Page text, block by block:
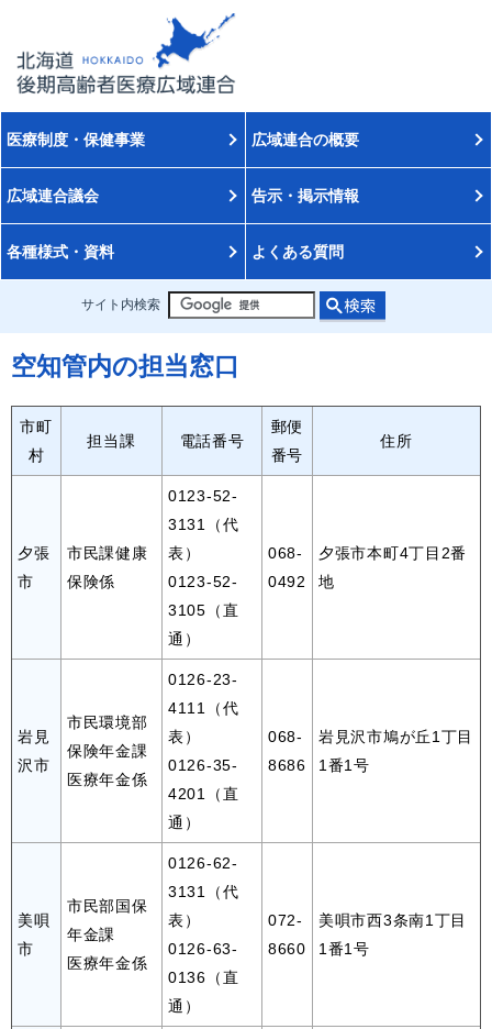
医療制度・保健事業 広域連合の概要
広域連合議会 告示・掲示情報
各種様式・資料 よくある質問
サイト内検索
空知管内の担当窓口
市町
村
担当課 電話番号
郵便
番号
住所
夕張
市
市民課健康
保険係
0123-52-
3131（代
表）
0123-52-
3105（直
通）
068-
0492
夕張市本町4丁目2番
地
岩見
沢市
市民環境部
保険年金課
医療年金係
0126-23-
4111（代
表）
0126-35-
4201（直
通）
068-
8686
岩見沢市鳩が丘1丁目
1番1号
美唄
市
市民部国保
年金課
医療年金係
0126-62-
3131（代
表）
0126-63-
0136（直
通）
072-
8660
美唄市西3条南1丁目
1番1号